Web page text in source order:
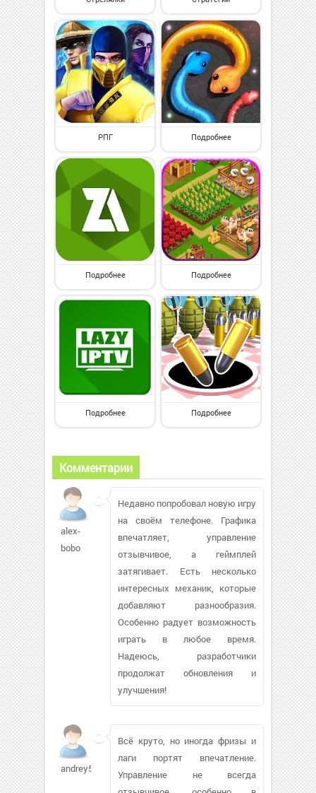
РПГ Подробнее
Подробнее Подробнее
Подробнее Подробнее
Комментарии
alex-
bobo
Недавно попробовал новую игру
на своём телефоне. Графика
впечатляет, управление
отзывчивое, а геймплей
затягивает. Есть несколько
интересных механик, которые
добавляют разнообразия.
Особенно радует возможность
играть в любое время.
Надеюсь, разработчики
продолжат обновления и
улучшения!
andrey53rd955
Всё круто, но иногда фризы и
лаги портят впечатление.
Управление не всегда